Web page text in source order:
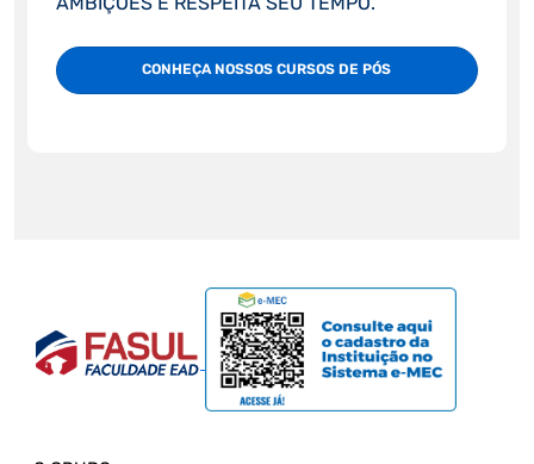
CONHEÇA NOSSOS CURSOS DE PÓS